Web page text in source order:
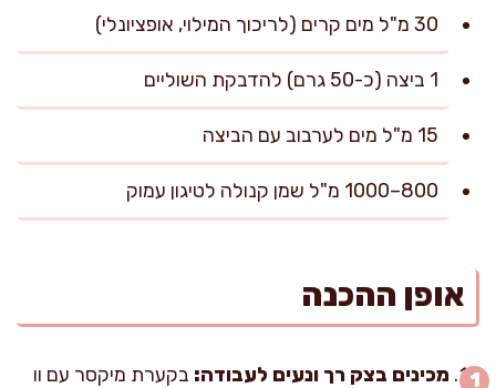
30 מ"ל מים קרים (לריכוך המילוי, אופציונלי)
1 ביצה (כ-50 גרם) להדבקת השוליים
15 מ"ל מים לערבוב עם הביצה
800–1000 מ"ל שמן קנולה לטיגון עמוק
אופן ההכנה
מכינים בצק רך ונעים לעבודה: בקערת מיקסר עם וו